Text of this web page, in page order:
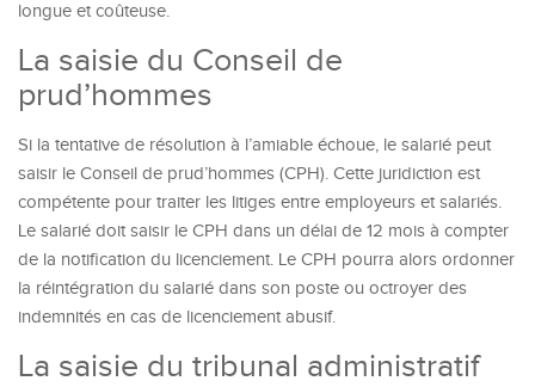
longue et coûteuse.
La saisie du Conseil de
prud’hommes
Si la tentative de résolution à l’amiable échoue, le salarié peut
saisir le Conseil de prud’hommes (CPH). Cette juridiction est
compétente pour traiter les litiges entre employeurs et salariés.
Le salarié doit saisir le CPH dans un délai de 12 mois à compter
de la notification du licenciement. Le CPH pourra alors ordonner
la réintégration du salarié dans son poste ou octroyer des
indemnités en cas de licenciement abusif.
La saisie du tribunal administratif